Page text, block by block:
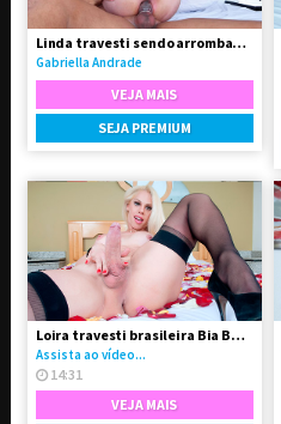
Linda travesti sendo arrombada pelo seu Boy
Gabriella Andrade
VEJA MAIS
SEJA PREMIUM
Loira travesti brasileira Bia Bastos pelada
Assista ao vídeo...
14:31
VEJA MAIS